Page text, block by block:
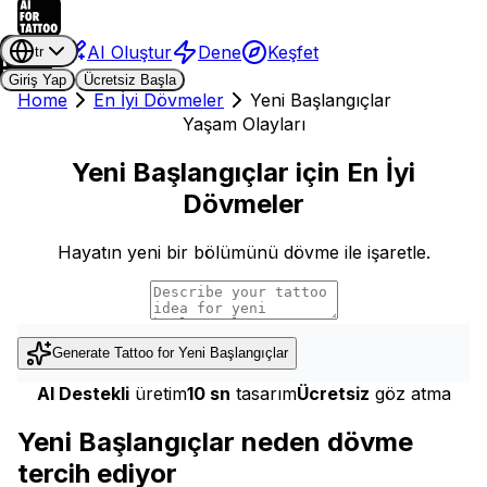
AI Oluştur Dene Keşfet
tr
Giriş Yap
Ücretsiz Başla
Home En İyi Dövmeler
Yeni Başlangıçlar
Yaşam Olayları
Yeni Başlangıçlar için En İyi
Dövmeler
Hayatın yeni bir bölümünü dövme ile işaretle.
Generate Tattoo for Yeni Başlangıçlar
AI Destekli üretim10 sn tasarımÜcretsiz göz atma
Yeni Başlangıçlar neden dövme
tercih ediyor